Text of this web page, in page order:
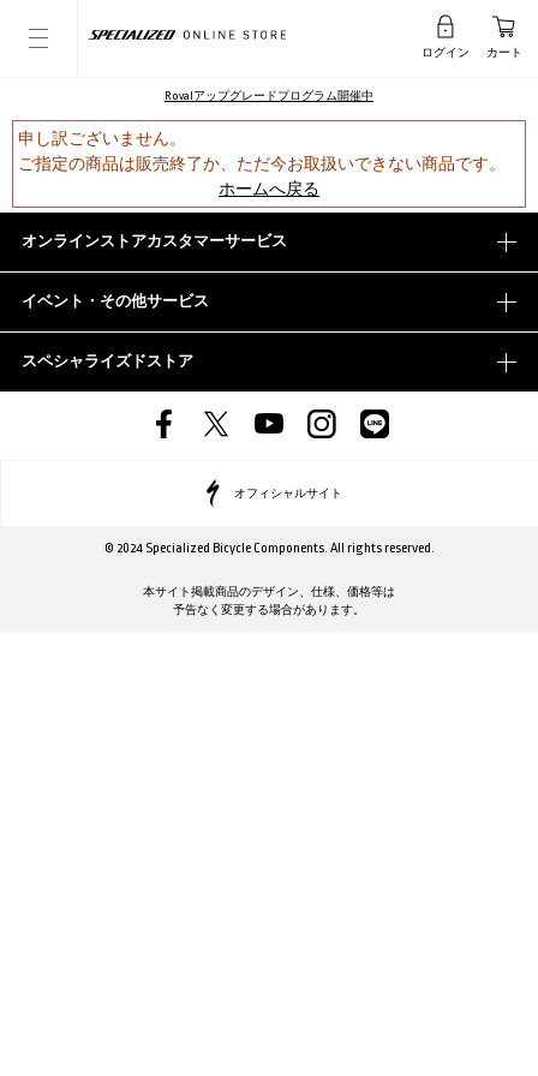
ログイン カート
Rovalアップグレードプログラム開催中
申し訳ございません。
ご指定の商品は販売終了か、ただ今お取扱いできない商品です。
ホームへ戻る
オンラインストアカスタマーサービス
イベント・その他サービス
スペシャライズドストア
オフィシャルサイト
© 2024 Specialized Bicycle Components. All rights reserved.
本サイト掲載商品のデザイン、仕様、価格等は
予告なく変更する場合があります。